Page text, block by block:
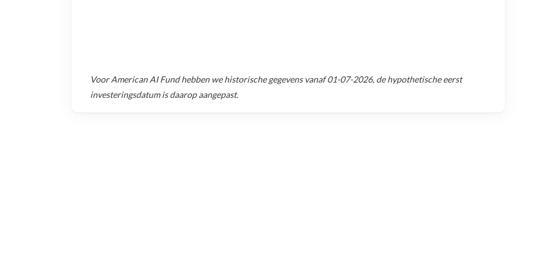
VoorAmerican AI Fundhebben we historische gegevens vanaf01-07-2026, de hypothetische eerst
investeringsdatum is daarop aangepast.